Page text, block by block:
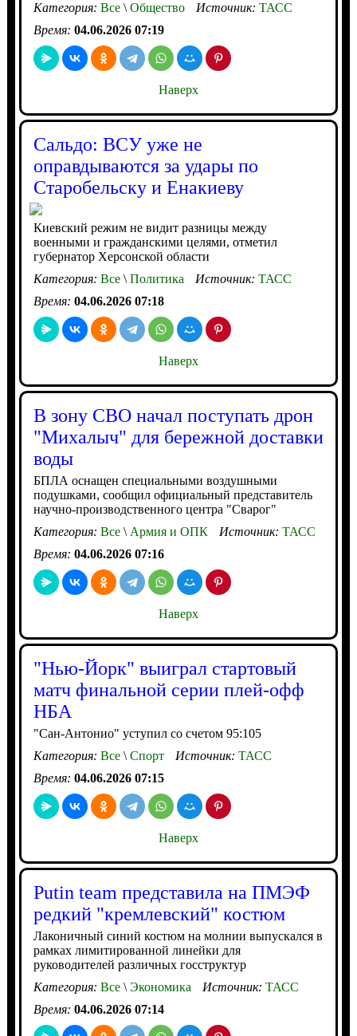
Категория: Все\Общество Источник: ТАСС
Время: 04.06.2026 07:19
Наверх
Сальдо: ВСУ уже не
оправдываются за удары по
Старобельску и Енакиеву
Киевский режим не видит разницы между
военными и гражданскими целями, отметил
губернатор Херсонской области
Категория: Все\Политика Источник: ТАСС
Время: 04.06.2026 07:18
Наверх
В зону СВО начал поступать дрон
"Михалыч" для бережной доставки
воды
БПЛА оснащен специальными воздушными
подушками, сообщил официальный представитель
научно-производственного центра "Сварог"
Категория: Все\Армия и ОПК Источник: ТАСС
Время: 04.06.2026 07:16
Наверх
"Нью-Йорк" выиграл стартовый
матч финальной серии плей-офф
НБА
"Сан-Антонио" уступил со счетом 95:105
Категория: Все\Спорт Источник: ТАСС
Время: 04.06.2026 07:15
Наверх
Putin team представила на ПМЭФ
редкий "кремлевский" костюм
Лаконичный синий костюм на молнии выпускался в
рамках лимитированной линейки для
руководителей различных госструктур
Категория: Все\Экономика Источник: ТАСС
Время: 04.06.2026 07:14